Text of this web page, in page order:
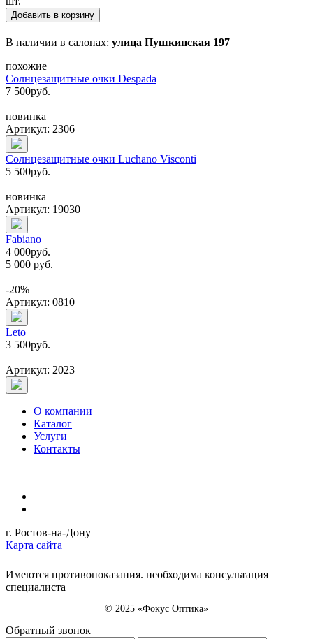
Добавить в корзину
В наличии в салонах: улица Пушкинская 197
похожие
Солнцезащитные очки Despada
7 500руб.
новинка
Артикул: 2306
Солнцезащитные очки Luchano Visconti
5 500руб.
новинка
Артикул: 19030
Fabiano
4 000руб.
5 000 руб.
-20%
Артикул: 0810
Leto
3 500руб.
Артикул: 2023
О компании
Каталог
Услуги
Контакты
г. Ростов-на-Дону
Карта сайта
Имеются противопоказания. необходима консультация
специалиста
© 2025 «Фокус Оптика»
Обратный звонок